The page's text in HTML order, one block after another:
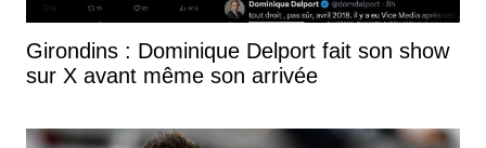
Girondins : Dominique Delport fait son show
sur X avant même son arrivée